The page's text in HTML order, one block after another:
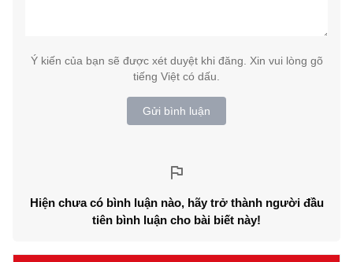
Ý kiến của bạn sẽ được xét duyệt khi đăng. Xin vui lòng gõ
tiếng Việt có dấu.
Gửi bình luận
Hiện chưa có bình luận nào, hãy trở thành người đầu
tiên bình luận cho bài biết này!